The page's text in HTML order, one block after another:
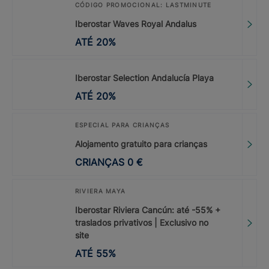
CÓDIGO PROMOCIONAL: LASTMINUTE
Iberostar Waves Royal Andalus
ATÉ 20%
Iberostar Selection Andalucía Playa
ATÉ 20%
ESPECIAL PARA CRIANÇAS
Alojamento gratuito para crianças
CRIANÇAS 0 €
RIVIERA MAYA
Iberostar Riviera Cancún: até -55% +
traslados privativos | Exclusivo no
site
ATÉ 55%